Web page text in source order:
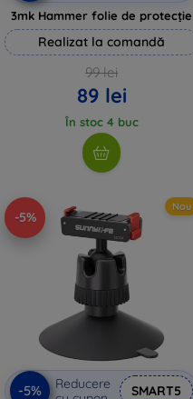
3mk Hammer folie de protecție
Realizat la comandă
99 lei
89 lei
În stoc 4 buc
-5%
Nou
-5%
Reducere
SMART5